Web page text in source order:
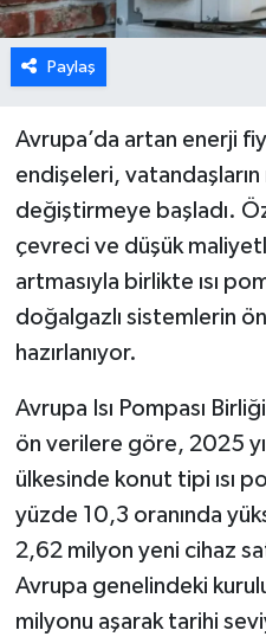
Paylaş
Avrupa’da artan enerji
endişeleri, vatandaşların
değiştirmeye başladı.
çevreci ve düşük
artmasıyla birlikte ısı
doğalgazlı sistemlerin
hazırlanıyor.
Avrupa Isı Pompası
ön verilere göre, 2025
ülkesinde konut tipi ısı
yüzde 10,3 oranında
2,62 milyon yeni cihaz
Avrupa genelindeki kurulu
milyonu aşarak tarihi
Gediz
Genel
Gündem
Hisarcık
Köşe Yazıları
Kütahya
Magazin
Otomobil
Pazarlar